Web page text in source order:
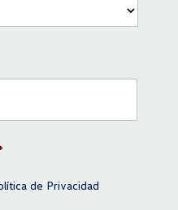
de Privacidad